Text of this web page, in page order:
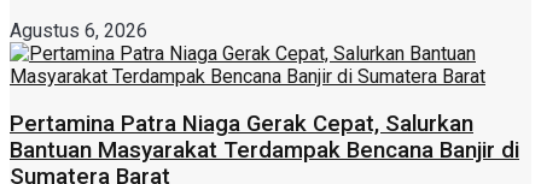
Agustus 6, 2026
Pertamina Patra Niaga Gerak Cepat, Salurkan
Bantuan Masyarakat Terdampak Bencana Banjir di
Sumatera Barat